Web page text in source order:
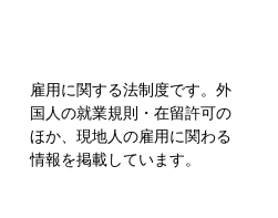
雇用に関する法制度です。外
国人の就業規則・在留許可の
ほか、現地人の雇用に関わる
情報を掲載しています。